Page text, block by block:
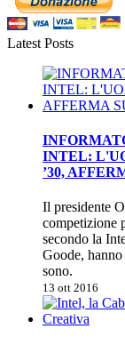
Latest Posts
INTEL:
’30,
Il presidente
competizione
secondo la
Goode,
sono.
13 ott 2016